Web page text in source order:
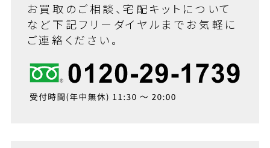
お買取のご相談、宅配キットについて
など下記フリーダイヤルまでお気軽に
ご連絡ください。